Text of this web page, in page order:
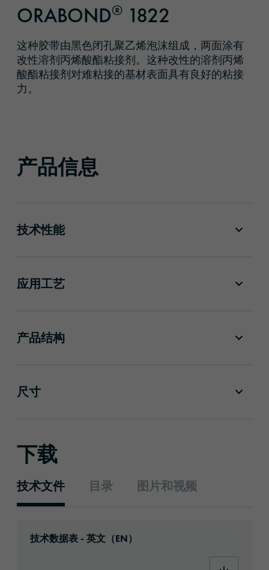
ORABOND® 1822
这种胶带由黑色闭孔聚乙烯泡沫组成，两面涂有
改性溶剂丙烯酸酯粘接剂。这种改性的溶剂丙烯
酸酯粘接剂对难粘接的基材表面具有良好的粘接
力。
产品信息
技术性能
应用工艺
产品结构
尺寸
下载
技术文件 目录 图片和视频
技术数据表 - 英文（EN）